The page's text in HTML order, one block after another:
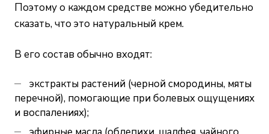
Поэтому о каждом средстве можно убедительно
сказать, что это натуральный крем.
В его состав обычно входят:
экстракты растений (черной смородины, мяты
перечной), помогающие при болевых ощущениях
и воспалениях);